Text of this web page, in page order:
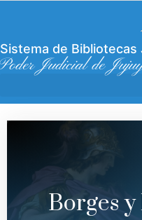
Sistema de Bibliotecas
Poder Judicial de
Borges